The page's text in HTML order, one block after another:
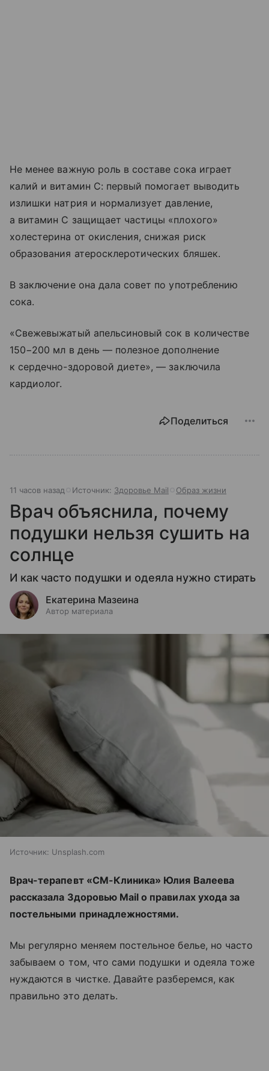
Не менее важную роль в составе сока играет
калий и витамин С: первый помогает выводить
излишки натрия и нормализует давление,
а витамин С защищает частицы «плохого»
холестерина от окисления, снижая риск
образования атеросклеротических бляшек.
В заключение она дала совет по употреблению
сока.
«Свежевыжатый апельсиновый сок в количестве
150−200 мл в день — полезное дополнение
к сердечно-здоровой диете», — заключила
кардиолог.
Поделиться
11 часов назад Источник: Здоровье Mail Образ жизни
Врач объяснила, почему
подушки нельзя сушить на
солнце
И как часто подушки и одеяла нужно стирать
Екатерина Мазеина
Автор материала
Источник: Unsplash.com
Врач-терапевт «СМ-Клиника» Юлия Валеева
рассказала Здоровью Mail о правилах ухода за
постельными принадлежностями.
Мы регулярно меняем постельное белье, но часто
забываем о том, что сами подушки и одеяла тоже
нуждаются в чистке. Давайте разберемся, как
правильно это делать.